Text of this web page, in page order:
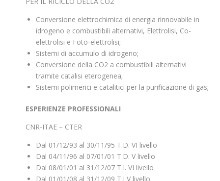
Conversione elettrochimica di energia rinnovabile in
idrogeno e combustibili alternativi, Elettrolisi, Co-
elettrolisi e Foto-elettrolisi;
Sistemi di accumulo di idrogeno;
Conversione della CO2 a combustibili alternativi
tramite catalisi eterogenea;
Sistemi polimerici e catalitici per la purificazione di gas;
ESPERIENZE PROFESSIONALI
CNR-ITAE – CTER
Dal 01/12/93 al 30/11/95 T.D. VI livello
Dal 04/11/96 al 07/01/01 T.D. V livello
Dal 08/01/01 al 31/12/07 T.I. VI livello
Dal 01/01/08 al 31/12/09 T.I V livello